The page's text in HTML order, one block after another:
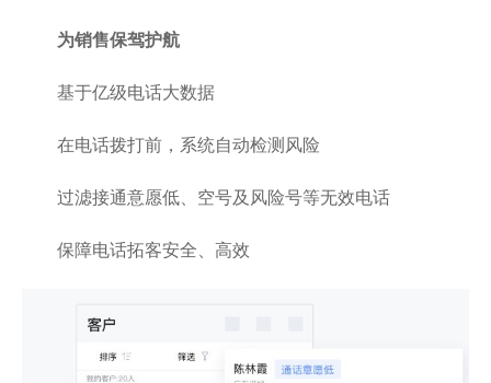
为销售保驾护航
基于亿级电话大数据
在电话拨打前，系统自动检测风险
过滤接通意愿低、空号及风险号等无效电话
保障电话拓客安全、高效